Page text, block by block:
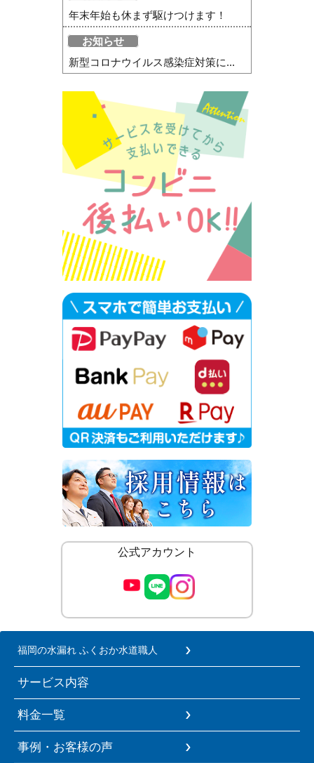
年末年始も休まず駆けつけます！
お知らせ
新型コロナウイルス感染症対策に...
公式アカウント
福岡の水漏れ ふくおか水道職人
サービス内容
料金一覧
事例・お客様の声